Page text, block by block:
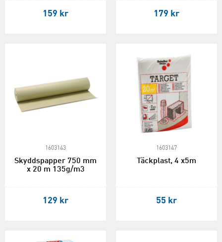
159 kr 179 kr
1603143
Skyddspapper 750 mm
x 20 m 135g/m3
129 kr
1603147
Täckplast, 4 x5m
55 kr